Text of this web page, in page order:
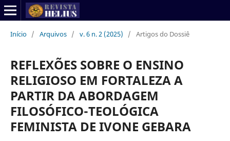
Início / Arquivos / v. 6 n. 2 (2025) / Artigos do Dossiê
REFLEXÕES SOBRE O ENSINO
RELIGIOSO EM FORTALEZA A
PARTIR DA ABORDAGEM
FILOSÓFICO-TEOLÓGICA
FEMINISTA DE IVONE GEBARA